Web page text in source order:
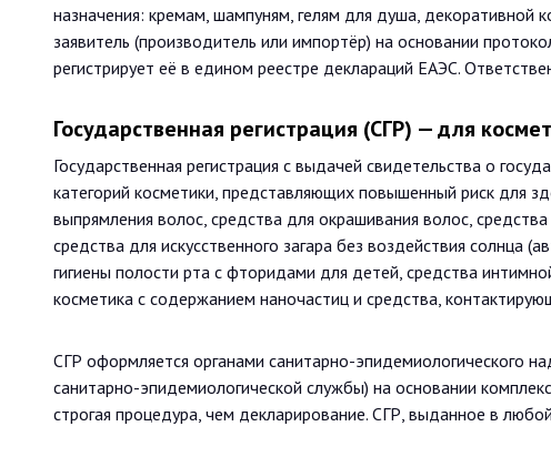
назначения: кремам, шампуням, гелям для душа,
заявитель (производитель или импортёр) на основании
регистрирует её в едином реестре деклараций ЕАЭС.
Государственная регистрация (СГР) — для
Государственная регистрация с выдачей свидетельства о
категорий косметики, представляющих повышенный риск для
выпрямления волос, средства для окрашивания волос,
средства для искусственного загара без воздействия солнца
гигиены полости рта с фторидами для детей, средства
косметика с содержанием наночастиц и средства,
СГР оформляется органами санитарно-эпидемиологического
санитарно-эпидемиологической службы) на основании
строгая процедура, чем декларирование. СГР, выданное в